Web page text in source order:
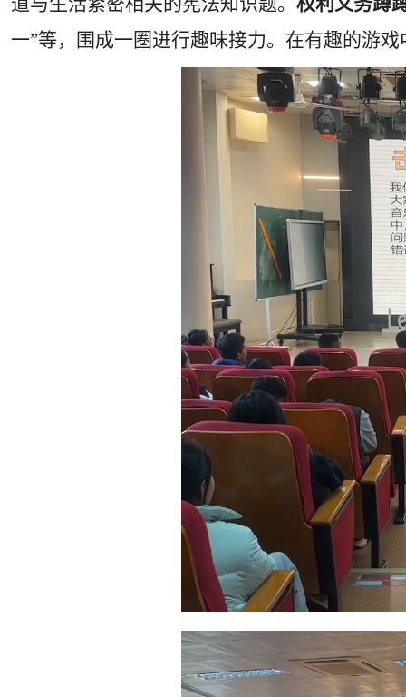
一”等，围成一圈进行趣味接力。在有趣的游